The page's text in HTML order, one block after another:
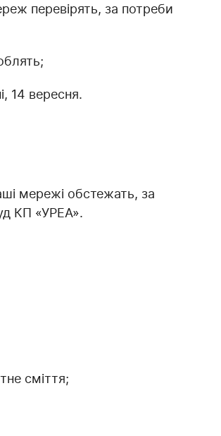
перевірять, за потреби
14 вересня.
мережі обстежать, за
КП «УРЕА».
сміття;